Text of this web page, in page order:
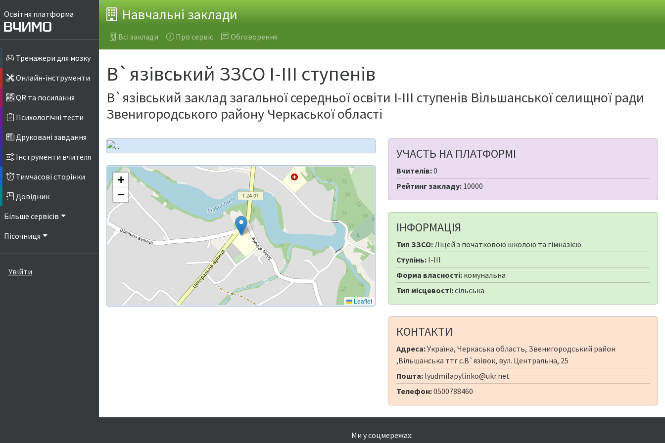
Освітня платформа
Тренажери для мозку
Онлайн-інструменти
QR та посилання
Психологічні тести
Друковані завдання
Інструменти вчителя
Тимчасові сторінки
Довідник
Більше сервісів
Пісочниця
Увійти
Навчальні заклади
Всі заклади Про сервіс Обговорення
В`язівський ЗЗСО І-ІІІ ступенів
В`язівський заклад загальної середньої освіти І-ІІІ ступенів Вільшанської селищної ради
Звенигородського району Черкаської області
+
−
Leaflet
УЧАСТЬ НА ПЛАТФОРМІ
Вчителів:0
Рейтинг закладу: 10000
ІНФОРМАЦІЯ
Тип ЗЗСО:Ліцей з початковою школою та гімназією
Ступінь: I-III
Форма власності: комунальна
Тип місцевості:сільська
КОНТАКТИ
Адреса:Україна, Черкаська область, Звенигородський район
,Вільшанська ттг с.В`язівок, вул. Центральна, 25
Пошта: lyudmilapylinko@ukr.net
Телефон:0500788460
Ми у соцмережах: